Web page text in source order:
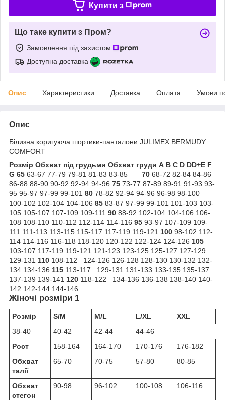
Купити з
Що таке купити з Пром?
Замовлення під захистом
Доступна доставка
Опис Характеристики Доставка Оплата Умови
Опис
Білизна коригуюча шортики-панталони JULIMEX BERMUDY
COMFORT
Розмір Обхват під грудьми Обхват груди A B C D DD+E F
G 65 63-67 77-79 79-81 81-83 83-85 70 68-72 82-84 84-86
86-88 88-90 90-92 92-94 94-96 75 73-77 87-89 89-91 91-93 93-
95 95-97 97-99 99-101 80 78-82 92-94 94-96 96-98 98-100
100-102 102-104 104-106 85 83-87 97-99 99-101 101-103 103-
105 105-107 107-109 109-111 90 88-92 102-104 104-106 106-
108 108-110 110-112 112-114 114-116 95 93-97 107-109 109-
111 111-113 113-115 115-117 117-119 119-121 100 98-102 112-
114 114-116 116-118 118-120 120-122 122-124 124-126 105
103-107 117-119 119-121 121-123 123-125 125-127 127-129
129-131 110 108-112 124-126 126-128 128-130 130-132 132-
134 134-136 115 113-117 129-131 131-133 133-135 135-137
137-139 139-141 120 118-122 134-136 136-138 138-140 140-
142 142-144 144-146
Жіночі розміри 1
Розмір S/M M/L L/XL
XXL
38-40
40-42 42-44
44-46
Рост
158-164 164-170 170-176
176-182
Обхват
талії
65-70 70-75 57-80 80-85
Обхват
стегон
90-98 96-102 100-108 106-116